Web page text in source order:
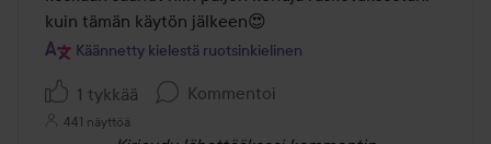
kuin tämän käytön jälkeen😍
Käännetty kielestä ruotsinkielinen
1 tykkää Kommentoi
441 näyttöä